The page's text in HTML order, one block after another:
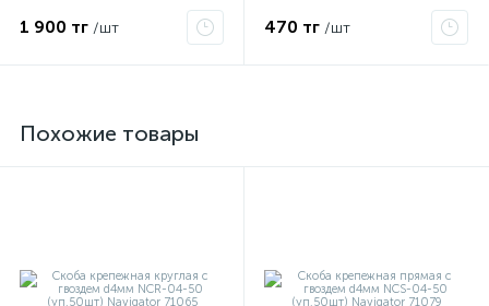
1 900 тг /шт 470 тг /шт
Похожие товары